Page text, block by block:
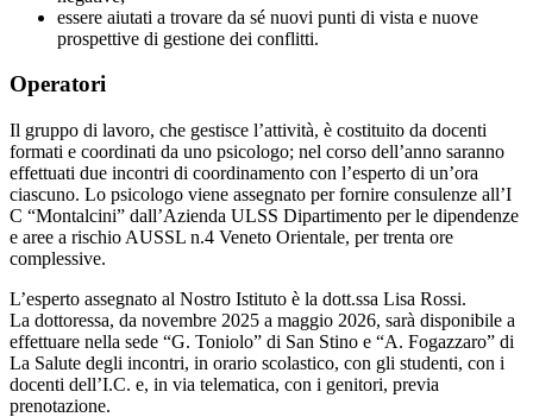
essere aiutati a trovare da sé nuovi punti di vista e nuove
prospettive di gestione dei conflitti.
Operatori
Il gruppo di lavoro, che gestisce l’attività, è costituito da docenti
formati e coordinati da uno psicologo; nel corso dell’anno saranno
effettuati due incontri di coordinamento con l’esperto di un’ora
ciascuno. Lo psicologo viene assegnato per fornire consulenze all’I
C “Montalcini” dall’Azienda ULSS Dipartimento per le dipendenze
e aree a rischio AUSSL n.4 Veneto Orientale, per trenta ore
complessive.
L’esperto assegnato al Nostro Istituto è la dott.ssa Lisa Rossi.
La dottoressa, da novembre 2025 a maggio 2026, sarà disponibile a
effettuare nella sede “G. Toniolo” di San Stino e “A. Fogazzaro” di
La Salute degli incontri, in orario scolastico, con gli studenti, con i
docenti dell’I.C. e, in via telematica, con i genitori, previa
prenotazione.